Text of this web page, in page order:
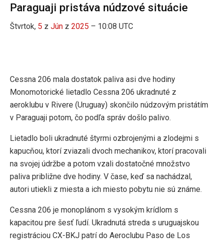
Paraguaji pristáva núdzové situácie
Štvrtok, 5 z Jún z 2025 – 10:08 UTC
Cessna 206 mala dostatok paliva asi dve hodiny
Monomotorické lietadlo Cessna 206 ukradnuté z
aeroklubu v Rivere (Uruguay) skončilo núdzovým pristátím
v Paraguaji potom, čo podľa správ došlo palivo.
Lietadlo boli ukradnuté štyrmi ozbrojenými a zlodejmi s
kapucňou, ktorí zviazali dvoch mechanikov, ktorí pracovali
na svojej údržbe a potom vzali dostatočné množstvo
paliva približne dve hodiny. V čase, keď sa nachádzal,
autori utiekli z miesta a ich miesto pobytu nie sú známe.
Cessna 206 je monoplánom s vysokým krídlom s
kapacitou pre šesť ľudí. Ukradnutá streda s uruguajskou
registráciou CX-BKJ patrí do Aeroclubu Paso de Los